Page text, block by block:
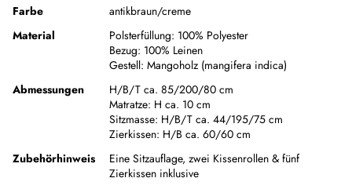
Farbe
antikbraun/creme
Material
Polsterfüllung: 100% Polyester
Bezug: 100% Leinen
Gestell: Mangoholz (mangifera indica)
Abmessungen
H/B/T ca. 85/200/80 cm
Matratze: H ca. 10 cm
Sitzmasse: H/B/T ca. 44/195/75 cm
Zierkissen: H/B ca. 60/60 cm
Zubehörhinweis
Eine Sitzauflage, zwei Kissenrollen & fünf
Zierkissen inklusive